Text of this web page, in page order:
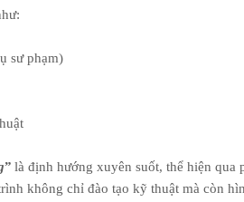
sư phạm)
” là định hướng xuyên suốt, thể hiện qua
không chỉ đào tạo kỹ thuật mà còn